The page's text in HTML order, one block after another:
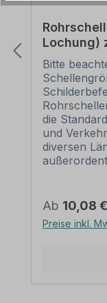
Lochung)
Bitte
die
und
diversen
eine
einer
Norm:
Regulärer
Ab 10,08 €
Preise inkl.